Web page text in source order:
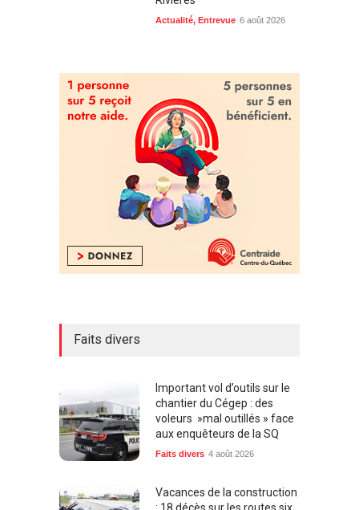
Actualité Entrevue 6 août 2026
Faits divers
Important vol d’outils sur le
chantier du Cégep : des
voleurs »mal outillés » face
aux enquêteurs de la SQ
Faits divers 4 août 2026
Vacances de la construction
: 18 décès sur les routes six